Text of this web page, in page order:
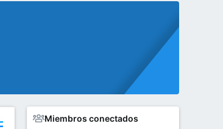
Miembros conectados